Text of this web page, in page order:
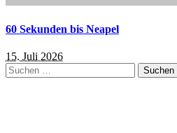
60 Sekunden bis Neapel
15. Juli 2026
Suchen
nach: